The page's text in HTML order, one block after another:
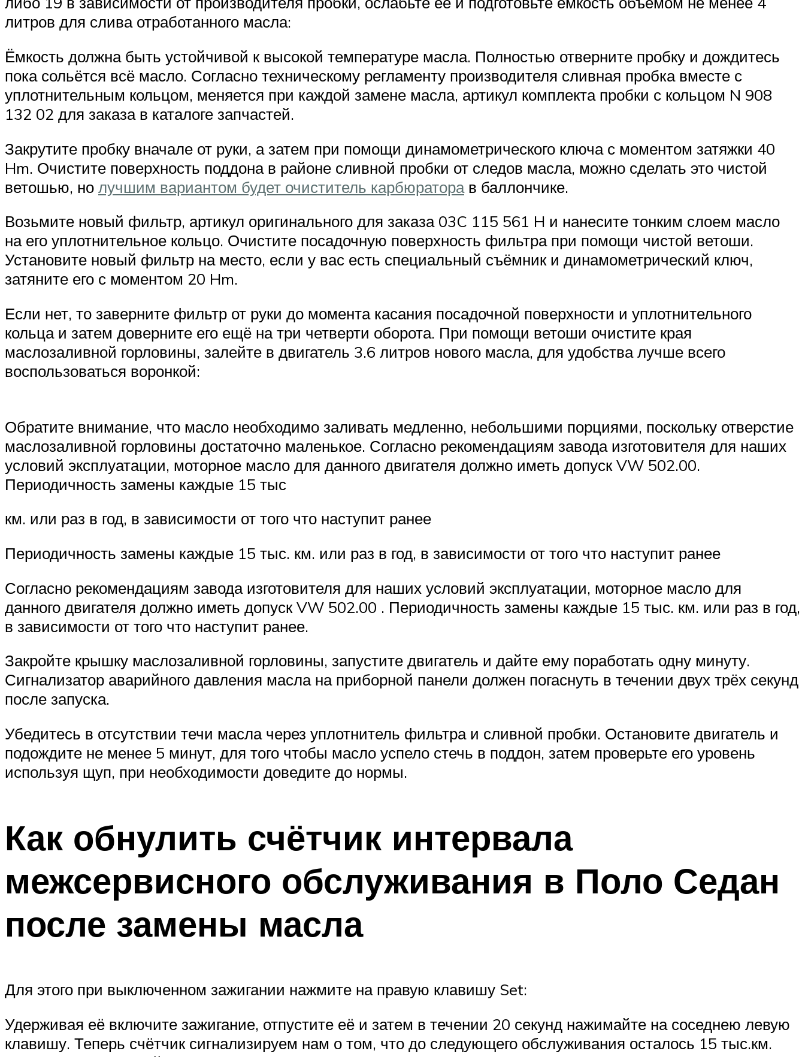
литров для слива отработанного масла:
Ёмкость должна быть устойчивой к высокой температуре масла. Полностью отверните пробку и дождитесь
пока сольётся всё масло. Согласно техническому регламенту производителя сливная пробка вместе с
уплотнительным кольцом, меняется при каждой замене масла, артикул комплекта пробки с кольцом N ‎908
132 02 для заказа в каталоге запчастей.
Закрутите пробку вначале от руки, а затем при помощи динамометрического ключа с моментом затяжки 40
Hm. Очистите поверхность поддона в районе сливной пробки от следов масла, можно сделать это чистой
ветошью, но лучшим вариантом будет очиститель карбюраторав баллончике.
Возьмите новый фильтр, артикул оригинального для заказа 03C 115 561 H и нанесите тонким слоем масло
на его уплотнительное кольцо. Очистите посадочную поверхность фильтра при помощи чистой ветоши.
Установите новый фильтр на место, если у вас есть специальный съёмник и динамометрический ключ,
затяните его с моментом 20 Hm.
Если нет, то заверните фильтр от руки до момента касания посадочной поверхности и уплотнительного
кольца и затем доверните его ещё на три четверти оборота. При помощи ветоши очистите края
маслозаливной горловины, залейте в двигатель 3.6 литров нового масла, для удобства лучше всего
воспользоваться воронкой:
Обратите внимание, что масло необходимо заливать медленно, небольшими порциями, поскольку отверстие
маслозаливной горловины достаточно маленькое. Согласно рекомендациям завода изготовителя для наших
условий эксплуатации, моторное масло для данного двигателя должно иметь допуск VW 502.00.
Периодичность замены каждые 15 тыс
км. или раз в год, в зависимости от того что наступит ранее
Периодичность замены каждые 15 тыс. км. или раз в год, в зависимости от того что наступит ранее
Согласно рекомендациям завода изготовителя для наших условий эксплуатации, моторное масло для
данного двигателя должно иметь допуск VW 502.00 . Периодичность замены каждые 15 тыс. км. или раз в год,
в зависимости от того что наступит ранее.
Закройте крышку маслозаливной горловины, запустите двигатель и дайте ему поработать одну минуту.
Сигнализатор аварийного давления масла на приборной панели должен погаснуть в течении двух трёх секунд
после запуска.
Убедитесь в отсутствии течи масла через уплотнитель фильтра и сливной пробки. Остановите двигатель и
подождите не менее 5 минут, для того чтобы масло успело стечь в поддон, затем проверьте его уровень
используя щуп, при необходимости доведите до нормы.
Как обнулить счётчик интервала
межсервисного обслуживания в Поло Седан
после замены масла
Для этого при выключенном зажигании нажмите на правую клавишу Set:
Удерживая её включите зажигание, отпустите её и затем в течении 20 секунд нажимайте на соседнею левую
клавишу. Теперь счётчик сигнализируем нам о том, что до следующего обслуживания осталось 15 тыс.км.